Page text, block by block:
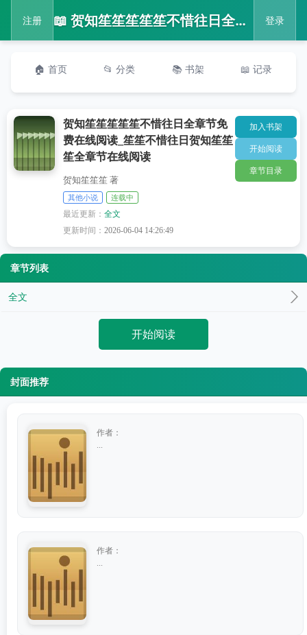
注册 📖 贺知笙笙笙笙笙不惜往日全章节免费在线阅读_笙笙不惜往日贺知笙笙笙全章节在线阅读 登录
🏠 首页 📂 分类 📚 书架 📖 记录
贺知笙笙笙笙笙不惜往日全章节免
费在线阅读_笙笙不惜往日贺知笙笙
笙全章节在线阅读
贺知笙笙笙 著
其他小说 连载中
最近更新：全文
更新时间：2026-06-04 14:26:49
加入书架
开始阅读
章节目录
章节列表
全文
开始阅读
封面推荐
作者：
作者：